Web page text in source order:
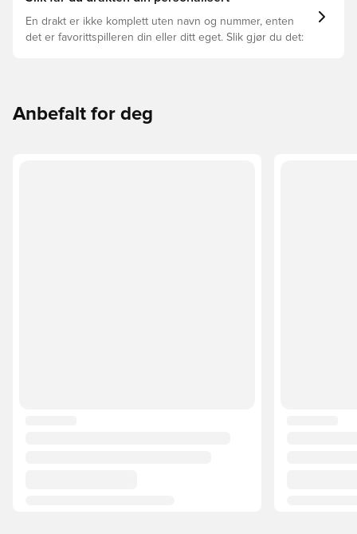
En drakt er ikke komplett uten navn og nummer, enten
det er favorittspilleren din eller ditt eget. Slik gjør du det:
Anbefalt for deg